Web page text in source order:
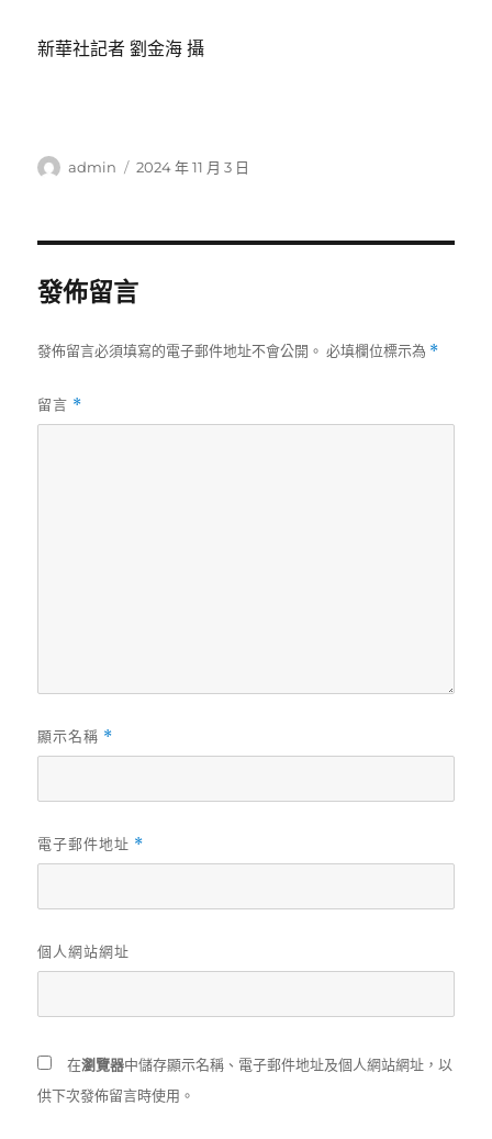
新華社記者 劉金海 攝
作
admin
發
2024 年 11 月 3 日
發佈留言
發佈留言必須填寫的電子郵件地址不會公開。 必填欄位標示為 *
留言 *
顯示名稱 *
電子郵件地址 *
個人網站網址
在瀏覽器中儲存顯示名稱、電子郵件地址及個人網站網址，以
供下次發佈留言時使用。